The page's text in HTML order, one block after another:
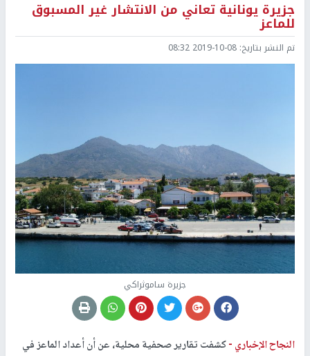
جزيرة يونانية تعاني من الانتشار غير المسبوق
للماعز
تم النشر بتاريخ: 2019-10-08 08:32
جزيرة ساموثراكي
النجاح الإخباري -كشفت تقارير صحفية محلية، عن أن أعداد الماعز في